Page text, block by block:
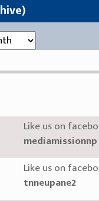
Like us on
mediamissionnp
Like us on
tnneupane2